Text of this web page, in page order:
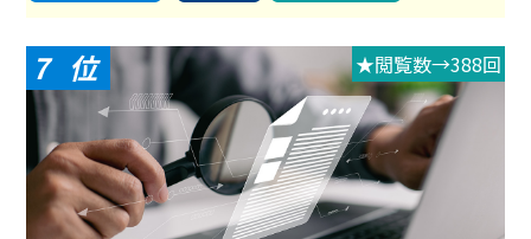
7 ★閲覧数→388回